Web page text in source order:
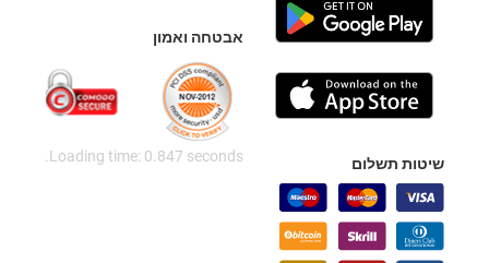
שיטות תשלום
אבטחה ואמון
Loading time: 0.847 seconds.